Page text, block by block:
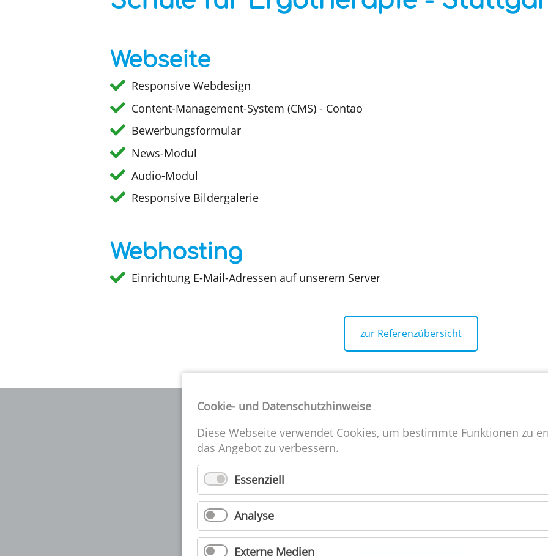
Webseite
Responsive Webdesign
Content-Management-System (CMS) - Contao
Bewerbungsformular
News-Modul
Audio-Modul
Responsive Bildergalerie
Webhosting
Einrichtung E-Mail-Adressen auf unserem Server
zur Referenzübersicht
Die A-CSI gibt es seit über 25 Jahren und ist eine inhabergeführte
Servie-Werbeagentur, dadurch haben wir viele Veränderungen in
Branche mitgemacht und halten uns noch heute immer auf dem
neuesten Stand, damit wir unsere Kunden bestens beraten
Softwarelösungen (z.B. die Adobe CC).
Cookie- und Datenschutzhinweise
Diese Webseite verwendet Cookies, um bestimmte Funktionen zu
das Angebot zu verbessern.
Essenziell
Analyse
Externe Medien